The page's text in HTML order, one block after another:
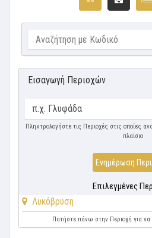
Εισαγωγή Περιοχών
Πληκτρολογήστε τις Περιοχές στις οποίες
πλαίσιο
Ενημέρωση
Επιλεγμένες
Λυκόβρυση
Πατήστε πάνω στην Περιοχή για να